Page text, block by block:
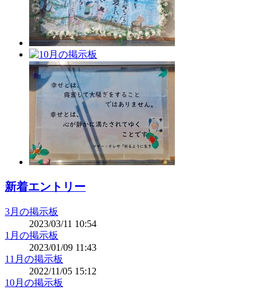
新着エントリー
3月の掲示板
2023/03/11 10:54
1月の掲示板
2023/01/09 11:43
11月の掲示板
2022/11/05 15:12
10月の掲示板